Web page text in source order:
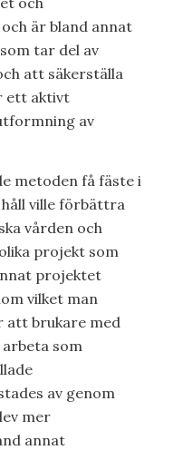
är bland annat
tar del av
att säkerställa
ett aktivt
av
metoden få fäste i
ville förbättra
vården och
projekt som
projektet
vilket man
att brukare med
som
av genom
mer
annat